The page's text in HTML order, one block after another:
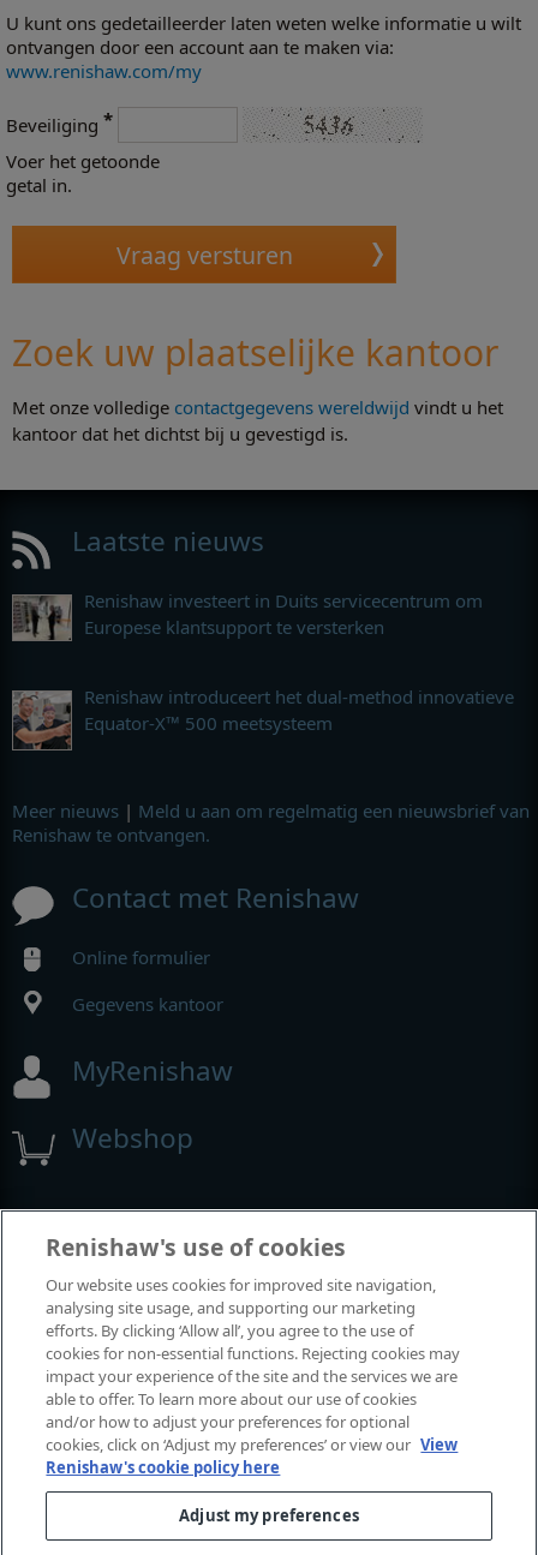
U kunt ons gedetailleerder laten weten welke informatie u wilt
ontvangen door een account aan te maken via:
www.renishaw.com/my
Beveiliging *
Voer het getoonde
getal in.
Zoek uw plaatselijke kantoor
Met onze volledige contactgegevens wereldwijd vindt u het
kantoor dat het dichtst bij u gevestigd is.
Laatste nieuws
Renishaw investeert in Duits servicecentrum om
Europese klantsupport te versterken
Renishaw introduceert het dual-method innovatieve
Equator-X™ 500 meetsysteem
Meer nieuws | Meld u aan om regelmatig een nieuwsbrief van
Renishaw te ontvangen.
Contact met Renishaw
Online formulier
Gegevens kantoor
MyRenishaw
Webshop
Beurzen en congressen
Evenementen waaraan we deelnemen
© 2001–2026 Renishaw plc. Alle rechten voorbehouden.
Renishaw's use of cookies
Our website uses cookies for improved site navigation,
analysing site usage, and supporting our marketing
efforts. By clicking ‘Allow all’, you agree to the use of
cookies for non-essential functions. Rejecting cookies may
impact your experience of the site and the services we are
able to offer. To learn more about our use of cookies
and/or how to adjust your preferences for optional
cookies, click on ‘Adjust my preferences’ or view our View
Renishaw's cookie policy here
Adjust my preferences